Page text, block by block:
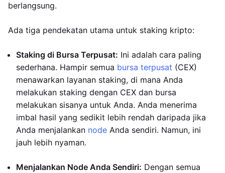
berlangsung.
Ada tiga pendekatan utama untuk staking kripto:
Staking di Bursa Terpusat: Ini adalah cara paling
sederhana. Hampir semua bursa terpusat (CEX)
menawarkan layanan staking, di mana Anda
melakukan staking dengan CEX dan bursa
melakukan sisanya untuk Anda. Anda menerima
imbal hasil yang sedikit lebih rendah daripada jika
Anda menjalankan node Anda sendiri. Namun, ini
jauh lebih nyaman.
Menjalankan Node Anda Sendiri: Dengan semua